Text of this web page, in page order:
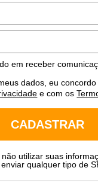
em receber
dados, eu concordo
e com os
CADASTRAR
utilizar suas
qualquer tipo de